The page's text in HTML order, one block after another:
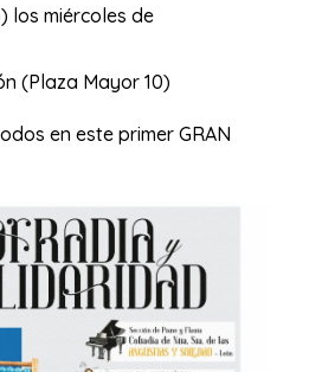
los miércoles de
(Plaza Mayor 10)
en este primer GRAN